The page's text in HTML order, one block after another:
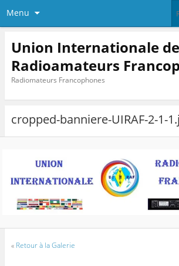
Menu
Union Internationale
Radioamateurs
Radiomateurs Francophones
cropped-banniere-UIRAF-2-1-
« Retour à la Galerie